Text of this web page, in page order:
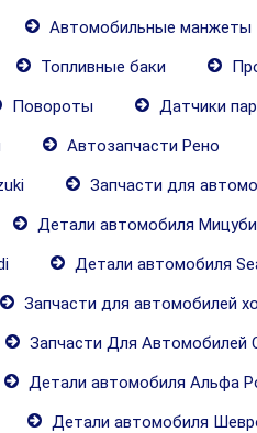
Автомобильные манжеты
Топливные баки
Повороты Датчики
Автозапчасти Рено
Запчасти для
Детали автомобиля
Детали автомобиля
Запчасти для автомобилей
Запчасти Для Автомобилей
Детали автомобиля Альфа
Детали автомобиля